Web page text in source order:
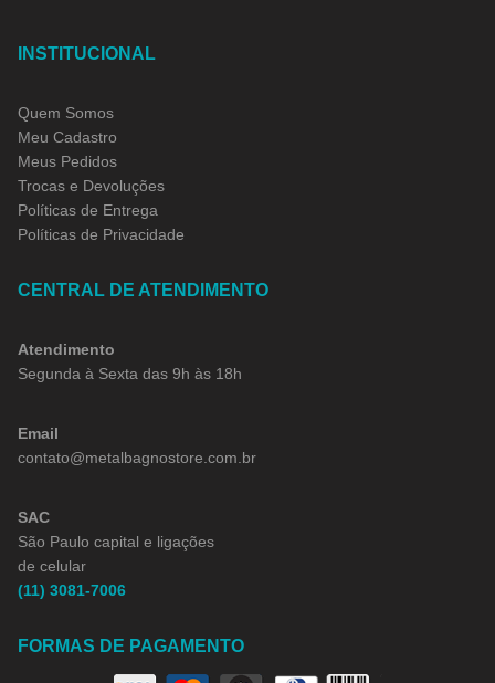
INSTITUCIONAL
Quem Somos
Meu Cadastro
Meus Pedidos
Trocas e Devoluções
Políticas de Entrega
Políticas de Privacidade
CENTRAL DE ATENDIMENTO
Atendimento
Segunda à Sexta das 9h às 18h
Email
contato@metalbagnostore.com.br
SAC
São Paulo capital e ligações
de celular
(11) 3081-7006
FORMAS DE PAGAMENTO